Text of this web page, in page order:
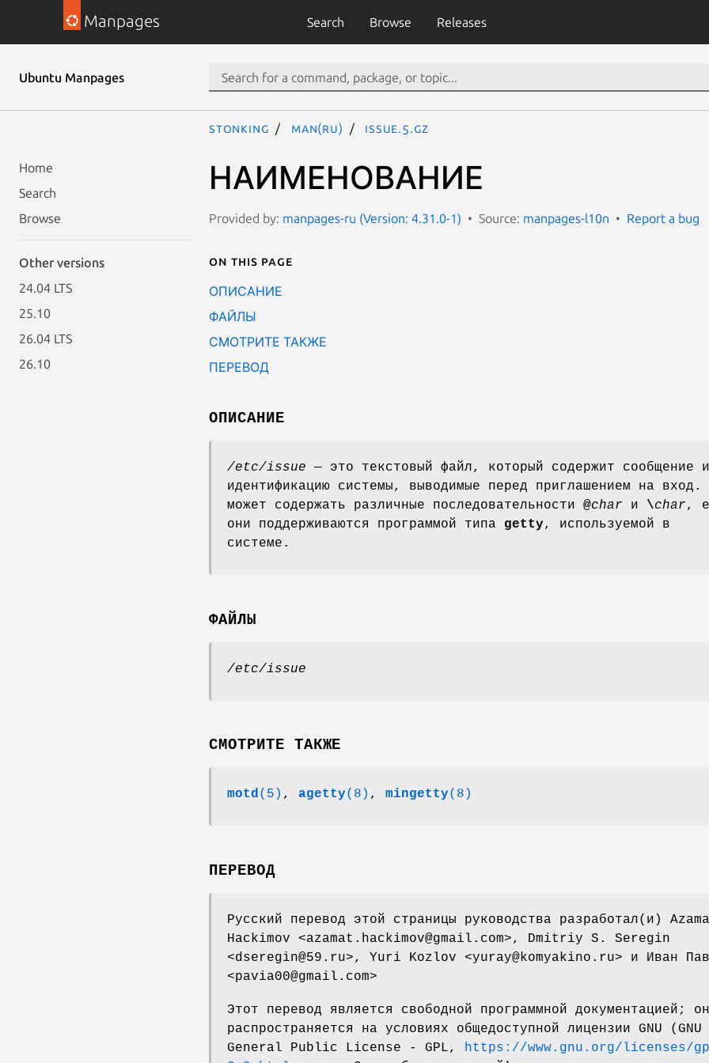
Manpages Search Browse Releases
Ubuntu Manpages
Home
Search
Browse
Other versions
24.04 LTS
25.10
26.04 LTS
26.10
stonking man(ru) issue.5.gz
НАИМЕНОВАНИЕ
Provided by: manpages-ru (Version: 4.31.0-1) Source: manpages-l10n Report a bug
On this page
ОПИСАНИЕ
ФАЙЛЫ
СМОТРИТЕ ТАКЖЕ
ПЕРЕВОД
ОПИСАНИЕ
/etc/issue — это текстовый файл, который содержит сообщение
идентификацию системы, выводимые перед приглашением на вход.
может содержать различные последовательности @char и \char,
они поддерживаются программой типа getty, используемой в
системе.
ФАЙЛЫ
/etc/issue
СМОТРИТЕ ТАКЖЕ
motd(5) , agetty(8) , mingetty(8)
ПЕРЕВОД
Русский перевод этой страницы руководства разработал(и)
Hackimov <azamat.hackimov@gmail.com>, Dmitriy S. Seregin
<dseregin@59.ru>, Yuri Kozlov <yuray@komyakino.ru> и Иван
<pavia00@gmail.com>
Этот перевод является свободной программной документацией; он
распространяется на условиях общедоступной лицензии GNU (GNU
General Public License - GPL, https://www.gnu.org/licenses/